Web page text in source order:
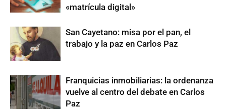
«matrícula digital»
San Cayetano: misa por el pan, el
trabajo y la paz en Carlos Paz
Franquicias inmobiliarias: la ordenanza
vuelve al centro del debate en Carlos
Paz